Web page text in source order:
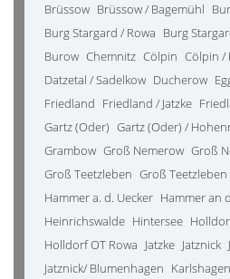
Brüssow Brüssow / Bagemühl
Burg Stargard / Rowa Burg
Burow Chemnitz Cölpin Cölpin /
Datzetal / Sadelkow Ducherow
Friedland Friedland / Jatzke
Gartz (Oder) Gartz (Oder) /
Grambow Groß Nemerow Groß
Groß Teetzleben Groß
Hammer a. d. Uecker Hammer an
Heinrichswalde Hintersee
Holldorf OT Rowa Jatzke Jatznick
Jatznick/ Blumenhagen Karlshagen